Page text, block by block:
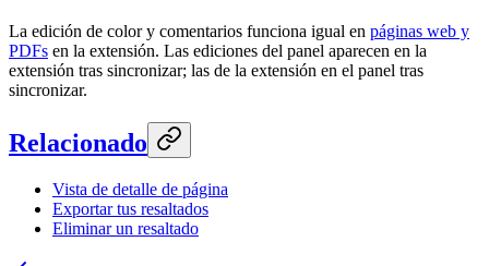
La edición de color y comentarios funciona igual en páginas web y
PDFs en la extensión. Las ediciones del panel aparecen en la
extensión tras sincronizar; las de la extensión en el panel tras
sincronizar.
Relacionado
Vista de detalle de página
Exportar tus resaltados
Eliminar un resaltado